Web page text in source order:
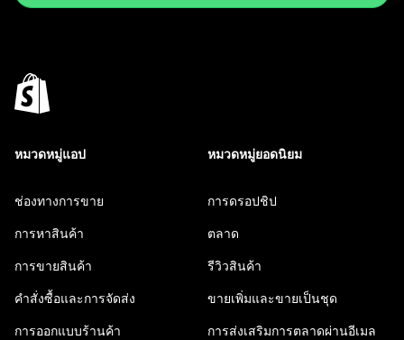
หมวดหมู่แอป
ช่องทางการขาย
การหาสินค้า
การขายสินค้า
คำสั่งซื้อและการจัดส่ง
การออกแบบร้านค้า
หมวดหมู่ยอดนิยม
การดรอปชิป
ตลาด
รีวิวสินค้า
ขายเพิ่มและขายเป็นชุด
การส่งเสริมการตลาดผ่านอีเมล